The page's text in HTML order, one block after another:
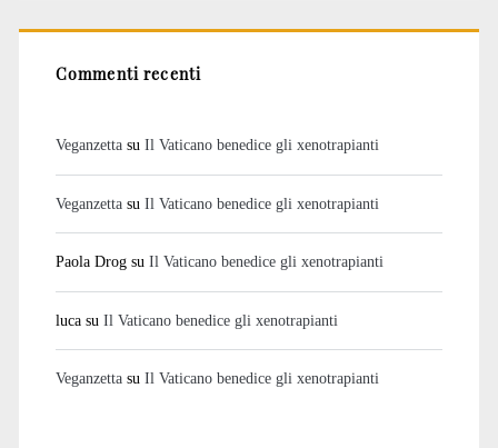
Commenti recenti
Veganzettasu Il Vaticano benedice gli xenotrapianti
Veganzettasu Il Vaticano benedice gli xenotrapianti
Paola Drogsu Il Vaticano benedice gli xenotrapianti
lucasu Il Vaticano benedice gli xenotrapianti
Veganzettasu Il Vaticano benedice gli xenotrapianti